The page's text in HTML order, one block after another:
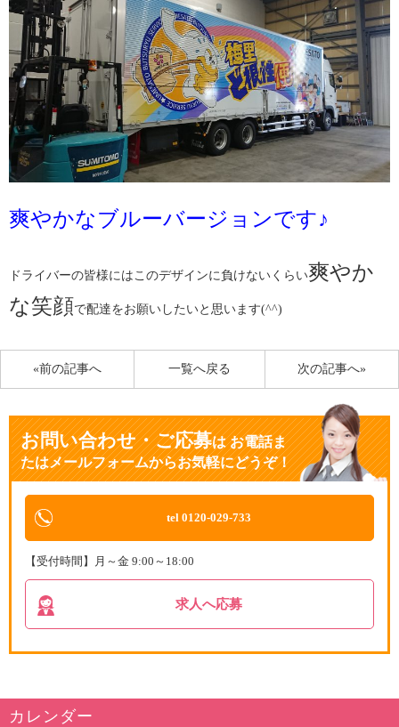
爽やかなブルーバージョンです♪
ドライバーの皆様にはこのデザインに負けないくらい爽やか
な笑顔で配達をお願いしたいと思います(^^)
«前の記事へ 次の記事へ»
一覧へ戻る
お問い合わせ・ご応募はお電話ま
たはメールフォームからお気軽にどうぞ！
tel 0120-029-733
【受付時間】月～金 9:00～18:00
求人へ応募
カレンダー